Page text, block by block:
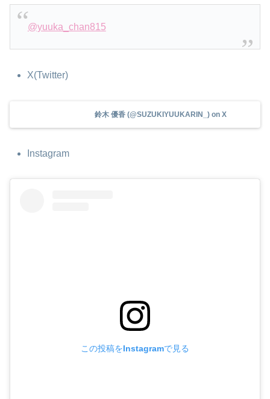
@yuuka_chan815
X(Twitter)
鈴木 優香 (@SUZUKIYUUKARIN_) on X
Instagram
この投稿をInstagramで見る